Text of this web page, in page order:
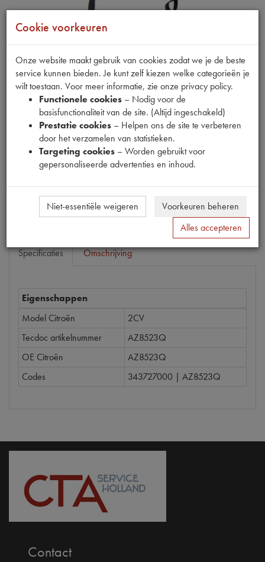
Fabrikant
Productnummer
1700209
Prijs
33,23 (€27,46excl. btw)
Bestel
Specificaties Omschrijving
Eigenschappen
Model Citroën
2CV
Tecdoc artikelnummer
AZ8523Q
OE Citroën
AZ8523Q
Codes
343727000 | AZ8523Q
Contact
Cookie voorkeuren
Onze website maakt gebruik van cookies zodat we je de beste
service kunnen bieden. Je kunt zelf kiezen welke categorieën je
wilt toestaan. Voor meer informatie, zie onze privacy policy.
Functionele cookies – Nodig voor de
basisfunctionaliteit van de site. (Altijd ingeschakeld)
Prestatie cookies – Helpen ons de site te verbeteren
door het verzamelen van statistieken.
Targeting cookies – Worden gebruikt voor
gepersonaliseerde advertenties en inhoud.
Niet-essentiële weigeren
Voorkeuren beheren
Alles accepteren